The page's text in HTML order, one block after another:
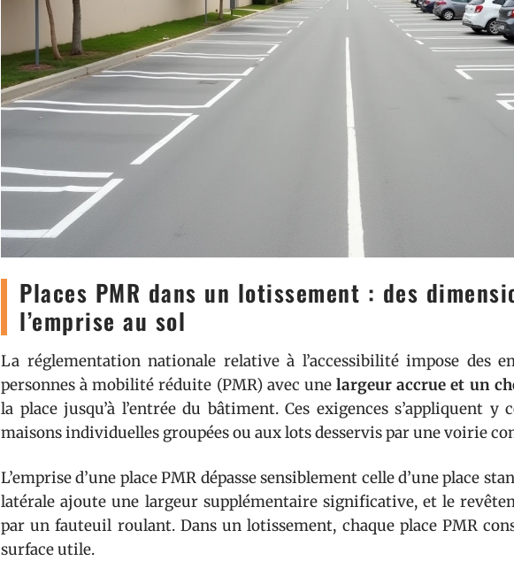
Places PMR dans un lotissement : des
l’emprise au sol
La réglementation nationale relative à l’accessibilité impose des
personnes à mobilité réduite (PMR) avec unelargeur accrue et un
la place jusqu’à l’entrée du bâtiment. Ces exigences s’appliquent
maisons individuelles groupées ou aux lots desservis par une voirie
L’emprise d’une place PMR dépasse sensiblement celle d’une place
latérale ajoute une largeur supplémentaire significative, et le
par un fauteuil roulant. Dans un lotissement, chaque place PMR
surface utile.